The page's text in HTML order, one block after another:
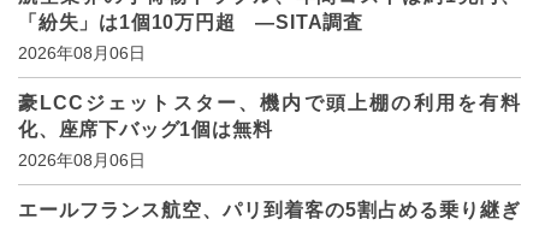
「紛失」は1個10万円超 ―SITA調査
2026年08月06日
豪LCCジェットスター、機内で頭上棚の利用を有料
化、座席下バッグ1個は無料
2026年08月06日
エールフランス航空、パリ到着客の5割占める乗り継ぎ